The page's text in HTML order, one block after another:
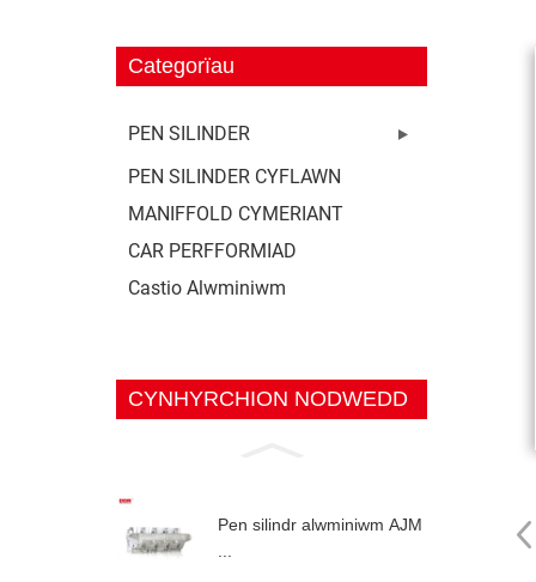
Categorïau
PEN SILINDER
PEN SILINDER CYFLAWN
MANIFFOLD CYMERIANT
CAR PERFFORMIAD
Castio Alwminiwm
CYNHYRCHION NODWEDD
Pen silindr alwminiwm AJM
...